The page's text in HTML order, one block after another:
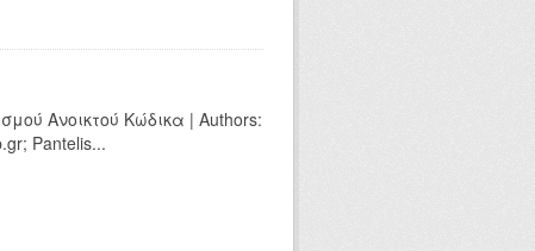
Ανοικτού Κώδικα | Authors:
Pantelis...